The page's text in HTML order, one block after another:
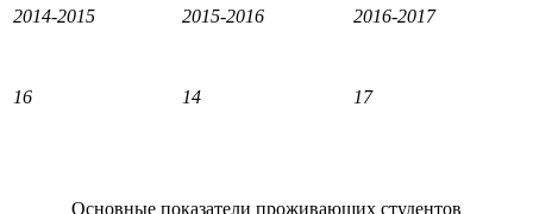
2014-2015 2015-2016 2016-2017
16 14 17
Основные показатели проживающих студентов